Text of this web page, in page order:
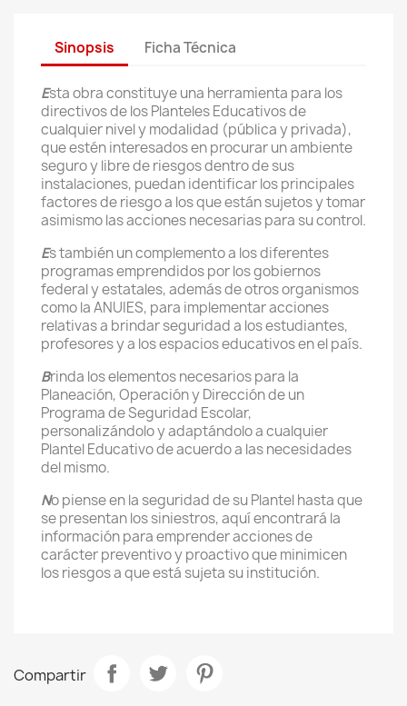
Sinopsis Ficha Técnica
Esta obra constituye una herramienta para los
directivos de los Planteles Educativos de
cualquier nivel y modalidad (pública y privada),
que estén interesados en procurar un ambiente
seguro y libre de riesgos dentro de sus
instalaciones, puedan identificar los principales
factores de riesgo a los que están sujetos y tomar
asimismo las acciones necesarias para su control.
Es también un complemento a los diferentes
programas emprendidos por los gobiernos
federal y estatales, además de otros organismos
como la ANUIES, para implementar acciones
relativas a brindar seguridad a los estudiantes,
profesores y a los espacios educativos en el país.
Brinda los elementos necesarios para la
Planeación, Operación y Dirección de un
Programa de Seguridad Escolar,
personalizándolo y adaptándolo a cualquier
Plantel Educativo de acuerdo a las necesidades
del mismo.
No piense en la seguridad de su Plantel hasta que
se presentan los siniestros, aquí encontrará la
información para emprender acciones de
carácter preventivo y proactivo que minimicen
los riesgos a que está sujeta su institución.
Compartir